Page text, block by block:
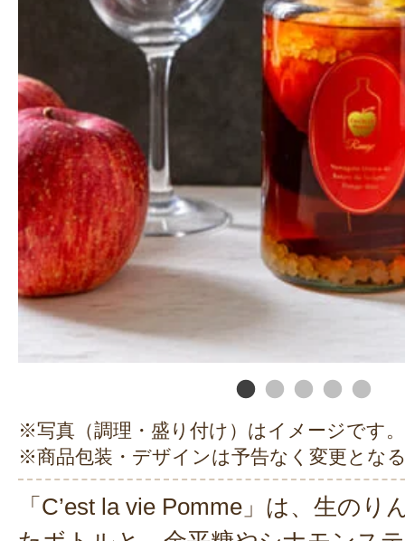
※写真（調理・盛り付け）はイメージです。
※商品包装・デザインは予告なく変更とな
「C’est la vie Pomme」は、生のり